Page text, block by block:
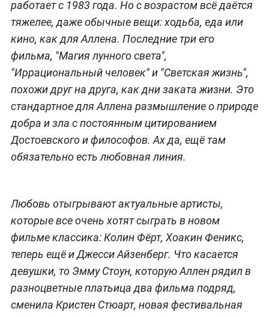
работает с 1983 года. Но с возрастом всё даётся
тяжелее, даже обычные вещи: ходьба, еда или
кино, как для Аллена. Последние три его
фильма, "Магия лунного света",
"Иррациональный человек" и "Светская жизнь",
похожи друг на друга, как дни заката жизни. Это
стандартное для Аллена размышление о природе
добра и зла с постоянным цитированием
Достоевского и философов. Ах да, ещё там
обязательно есть любовная линия.
Любовь отыгрывают актуальные артисты,
которые все очень хотят сыграть в новом
фильме классика: Колин Фёрт, Хоакин Феникс,
теперь ещё и Джесси Айзенберг. Что касается
девушки, то Эмму Стоун, которую Аллен рядил в
разноцветные платьица два фильма подряд,
сменила Кристен Стюарт, новая фестивальная